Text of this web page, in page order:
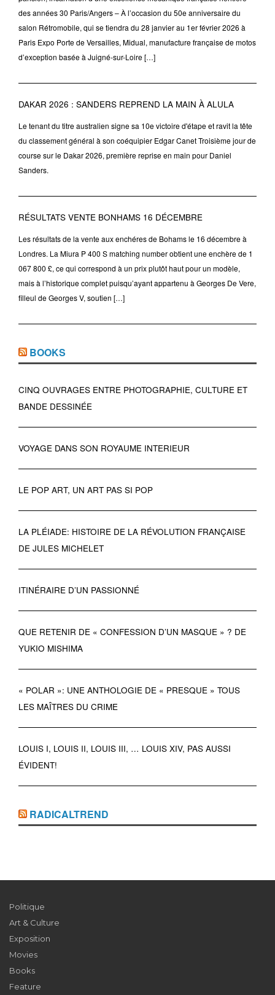
des années 30 Paris/Angers – À l’occasion du 50e anniversaire du
salon Rétromobile, qui se tiendra du 28 janvier au 1er février 2026 à
Paris Expo Porte de Versailles, Midual, manufacture française de motos
d’exception basée à Juigné-sur-Loire […]
DAKAR 2026 : SANDERS REPREND LA MAIN À ALULA
Le tenant du titre australien signe sa 10e victoire d'étape et ravit la tête
du classement général à son coéquipier Edgar Canet Troisième jour de
course sur le Dakar 2026, première reprise en main pour Daniel
Sanders.
RÉSULTATS VENTE BONHAMS 16 DÉCEMBRE
Les résultats de la vente aux enchéres de Bohams le 16 décembre à
Londres. La Miura P 400 S matching number obtient une enchère de 1
067 800 £, ce qui correspond à un prix plutôt haut pour un modèle,
mais à l’historique complet puisqu’ayant appartenu à Georges De Vere,
filleul de Georges V, soutien […]
BOOKS
CINQ OUVRAGES ENTRE PHOTOGRAPHIE, CULTURE ET
BANDE DESSINÉE
VOYAGE DANS SON ROYAUME INTERIEUR
LE POP ART, UN ART PAS SI POP
LA PLÉIADE: HISTOIRE DE LA RÉVOLUTION FRANÇAISE
DE JULES MICHELET
ITINÉRAIRE D’UN PASSIONNÉ
QUE RETENIR DE « CONFESSION D’UN MASQUE » ? DE
YUKIO MISHIMA
« POLAR »: UNE ANTHOLOGIE DE « PRESQUE » TOUS
LES MAÎTRES DU CRIME
LOUIS I, LOUIS II, LOUIS III, … LOUIS XIV, PAS AUSSI
ÉVIDENT!
RADICALTREND
Politique
Art & Culture
Exposition
Movies
Books
Feature